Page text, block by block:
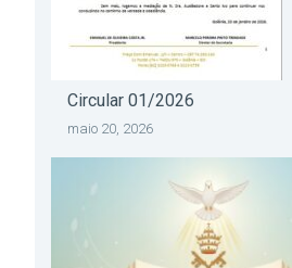
Circular 01/2026
maio 20, 2026